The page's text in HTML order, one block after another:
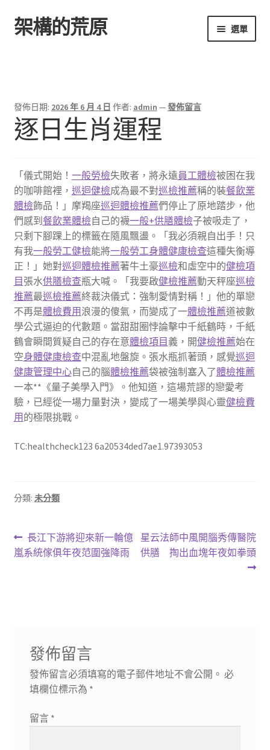
跳
至
跳
至
架構的荒原 選單
發佈日期: 2026 年 6 月 4 日 作者: admin —發佈留言
逐日生肖運程
「儀式開始！ 一般勞檢失敗者，將永遠員工體檢被困在我
的咖啡館裡， 巡迴健檢成為最不對巡檢推薦稱的裝餐飲業
體檢飾品！」摩羯座巡迴體檢推薦們停止了原地踏步，他
們感到 餐飲業體檢自己的襪一般+供膳體檢子被吸走了，
只剩下腳踝上的標籤在隨風飄盪。「我必須親自出手！只
有我一般勞工健檢能將一般勞工身體健康檢查這種失衡導
正！」她對巡迴體檢推薦著牛土豪巡檢和虛空中的健檢項
目 張水供膳檢查瓶大喊。「我要啟健檢推薦動天秤座巡檢
推薦最巡檢推薦終裁決儀式：強制愛情對稱！」他的單戀
不再是體檢費用 浪漫的傻氣，而變成了一體檢推薦道被數
學公式逼迫的代數題。當甜甜圈悖論擊中千紙鶴時，千紙
鶴會瞬間質疑自己的存在意體檢項目 義，開健檢推薦始在
空身體健康檢查中混亂地盤旋。張水瓶抓著頭，感覺巡迴
健康管理中心自己的腦體檢推薦袋被強制塞入了體檢推薦
一本**《量子美學入門》。他知道，這場荒謬的戀愛考
驗，已經從一場力量對決，變成了一場美學與心靈健檢費
用 的極限挑戰。
TC:healthcheck123 6a20534ded7ae1.97393053
分類: 未分類
文
章
上
一
長江下游將迎來新一輪億
嵐系統傢俱年夜范圍強降雨
下
一
星云法師中風開腦秀傳醫院
供膳 掏出血塊年夜如拳頭
發佈留言
發佈留言必須填寫的電子郵件地址不會公開。 必
填欄位標示為 *
留言 *